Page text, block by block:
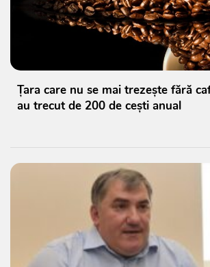
Țara care nu se mai trezește fără
au trecut de 200 de cești anual